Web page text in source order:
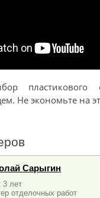
пластикового
Не экономьте на
Сарыгин
3 лет
отделочных работ